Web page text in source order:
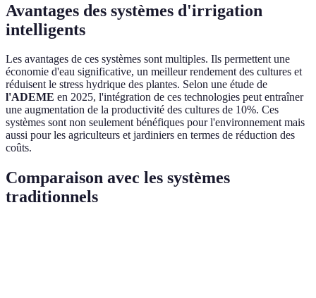
Avantages des systèmes d'irrigation
intelligents
Les avantages de ces systèmes sont multiples. Ils permettent une
économie d'eau significative, un meilleur rendement des cultures et
réduisent le stress hydrique des plantes. Selon une étude de
l'ADEME en 2025, l'intégration de ces technologies peut entraîner
une augmentation de la productivité des cultures de 10%. Ces
systèmes sont non seulement bénéfiques pour l'environnement mais
aussi pour les agriculteurs et jardiniers en termes de réduction des
coûts.
Comparaison avec les systèmes
traditionnels